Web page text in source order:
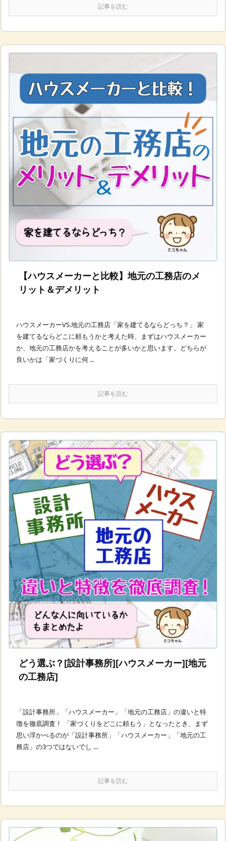
記事を読む
【ハウスメーカーと比較】地元の工務店のメ
リット＆デメリット
ハウスメーカーVS.地元の工務店「家を建てるならどっち？」 家
を建てるならどこに頼もうかと考えた時、まずはハウスメーカー
か、地元の工務店かを考えることが多いかと思います。どちらが
良いかは「家づくりに何 ...
記事を読む
どう選ぶ？[設計事務所][ハウスメーカー][地元
の工務店]
「設計事務所」「ハウスメーカー」「地元の工務店」の違いと特
徴を徹底調査！ 「家づくりをどこに頼もう」となったとき、まず
思い浮かべるのが「設計事務所」「ハウスメーカー」「地元の工
務店」の3つではないでし ...
記事を読む